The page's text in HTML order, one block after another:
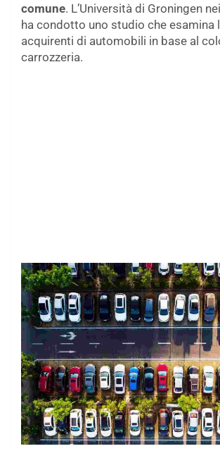
comune. L’Università di Groningen
ha condotto uno studio che esamina
acquirenti di automobili in base al
carrozzeria.